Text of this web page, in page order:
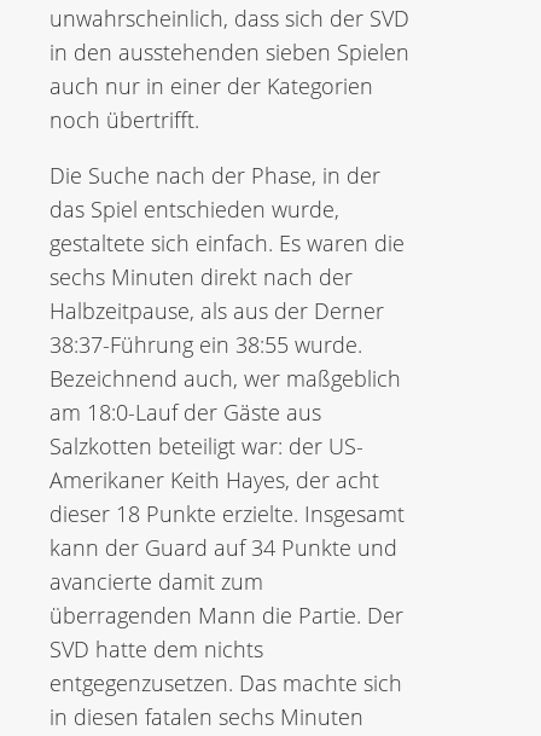
unwahrscheinlich, dass sich der SVD
in den ausstehenden sieben Spielen
auch nur in einer der Kategorien
noch übertrifft.
Die Suche nach der Phase, in der
das Spiel entschieden wurde,
gestaltete sich einfach. Es waren die
sechs Minuten direkt nach der
Halbzeitpause, als aus der Derner
38:37-Führung ein 38:55 wurde.
Bezeichnend auch, wer maßgeblich
am 18:0-Lauf der Gäste aus
Salzkotten beteiligt war: der US-
Amerikaner Keith Hayes, der acht
dieser 18 Punkte erzielte. Insgesamt
kann der Guard auf 34 Punkte und
avancierte damit zum
überragenden Mann die Partie. Der
SVD hatte dem nichts
entgegenzusetzen. Das machte sich
in diesen fatalen sechs Minuten